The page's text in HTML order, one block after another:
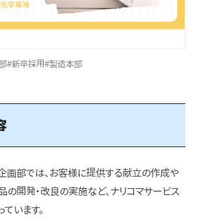
#新卒採用#製造本部
画部では、お客様に提供する献立の作成や
開発・改良の実施など、ナリコマサービス
います。